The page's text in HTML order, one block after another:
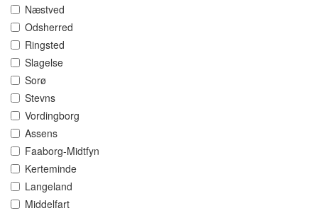
Næstved
Odsherred
Ringsted
Slagelse
Sorø
Stevns
Vordingborg
Assens
Faaborg-Midtfyn
Kerteminde
Langeland
Middelfart